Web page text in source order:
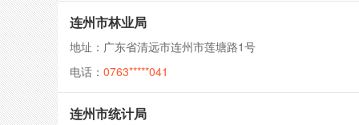
连州市林业局
地址：广东省清远市连州市莲塘路1号
电话： 0763*****041
连州市统计局